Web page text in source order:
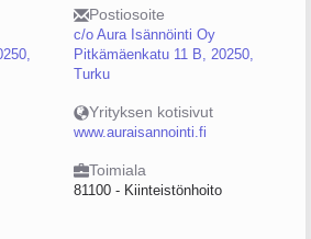
Postiosoite
c/o Aura Isännöinti Oy
Pitkämäenkatu 11 B, 20250,
Turku
Yrityksen kotisivut
www.auraisannointi.fi
Toimiala
81100 - Kiinteistönhoito